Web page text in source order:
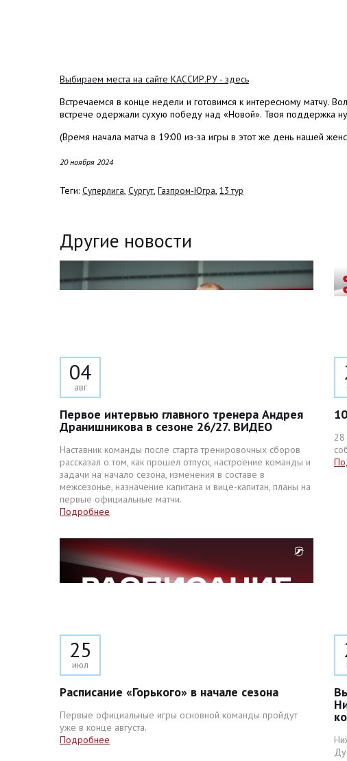
Выбираем места на сайте КАССИР.РУ - здесь
Встречаемся в конце недели и готовимся к интересному матчу.
встрече одержали сухую победу над «Новой». Твоя поддержка
(Время начала матча в 19:00 из-за игры в этот же день нашей
20 ноября 2024
Теги: Суперлига, Сургут, Газпром-Югра, 13 тур
Другие новости
04
авг
Первое интервью главного тренера Андрея
Дранишникова в сезоне 26/27. ВИДЕО
Наставник команды после старта тренировочных сборов
рассказал о том, как прошел отпуск, настроение команды и
задачи на начало сезона, изменения в составе в
межсезонье, назначение капитана и вице-капитан, планы на
первые официальные матчи.
Подробнее
28
25
июл
Расписание «Горького» в начале сезона
Первые официальные игры основной команды пройдут
уже в конце августа.
Подробнее